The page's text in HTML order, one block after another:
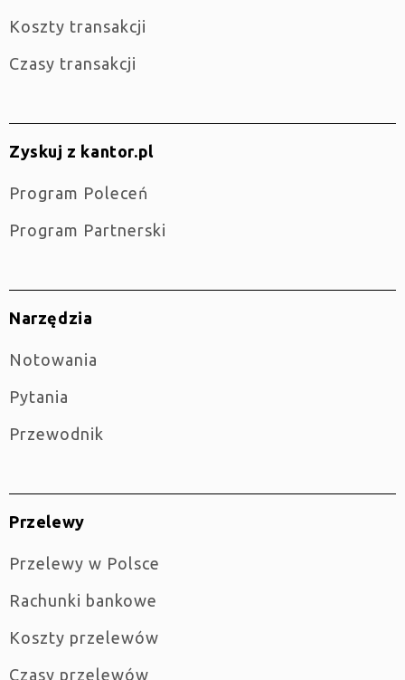
Koszty transakcji
Czasy transakcji
Zyskuj z kantor.pl
Program Poleceń
Program Partnerski
Narzędzia
Notowania
Pytania
Przewodnik
Przelewy
Przelewy w Polsce
Rachunki bankowe
Koszty przelewów
Czasy przelewów